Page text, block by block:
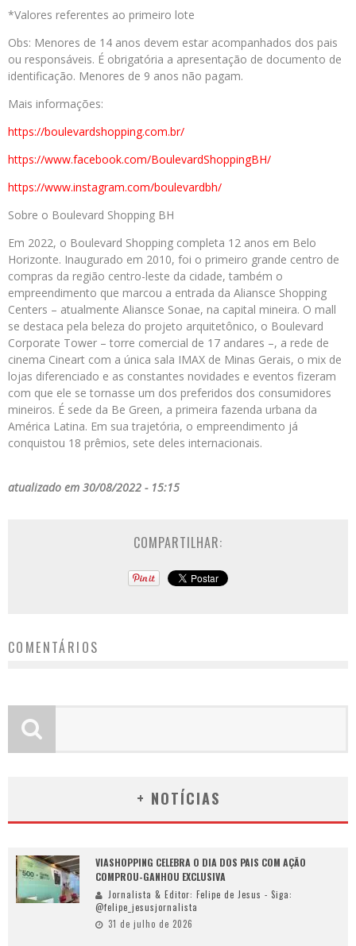
*Valores referentes ao primeiro lote
Obs: Menores de 14 anos devem estar acompanhados dos pais
ou responsáveis. É obrigatória a apresentação de documento de
identificação. Menores de 9 anos não pagam.
Mais informações:
https://boulevardshopping.com.br/
https://www.facebook.com/BoulevardShoppingBH/
https://www.instagram.com/boulevardbh/
Sobre o Boulevard Shopping BH
Em 2022, o Boulevard Shopping completa 12 anos em Belo
Horizonte. Inaugurado em 2010, foi o primeiro grande centro de
compras da região centro-leste da cidade, também o
empreendimento que marcou a entrada da Aliansce Shopping
Centers – atualmente Aliansce Sonae, na capital mineira. O mall
se destaca pela beleza do projeto arquitetônico, o Boulevard
Corporate Tower – torre comercial de 17 andares –, a rede de
cinema Cineart com a única sala IMAX de Minas Gerais, o mix de
lojas diferenciado e as constantes novidades e eventos fizeram
com que ele se tornasse um dos preferidos dos consumidores
mineiros. É sede da Be Green, a primeira fazenda urbana da
América Latina. Em sua trajetória, o empreendimento já
conquistou 18 prêmios, sete deles internacionais.
atualizado em 30/08/2022 - 15:15
COMPARTILHAR:
COMENTÁRIOS
+ NOTÍCIAS
VIASHOPPING CELEBRA O DIA DOS PAIS COM AÇÃO
COMPROU-GANHOU EXCLUSIVA
Jornalista & Editor: Felipe de Jesus - Siga:
@felipe_jesusjornalista
31 de julho de 2026